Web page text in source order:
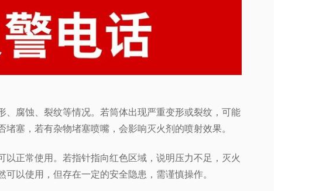
腐蚀、裂纹等情况。若筒体出现严重变形或裂纹，可能
塞，若有杂物堵塞喷嘴，会影响灭火剂的喷射效果。
正常使用。若指针指向红色区域，说明压力不足，灭火
以使用，但存在一定的安全隐患，需谨慎操作。